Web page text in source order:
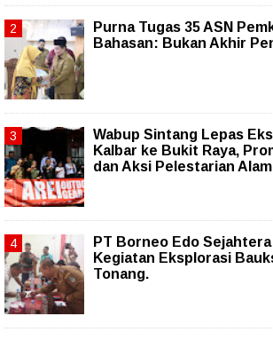
Purna Tugas 35 ASN
Bahasan: Bukan Akhir
Wabup Sintang Lepas
Kalbar ke Bukit Raya,
dan Aksi Pelestarian Alam
PT Borneo Edo
Kegiatan Eksplorasi
Tonang.